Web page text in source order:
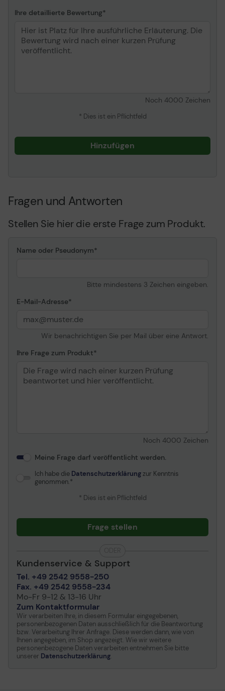
Ihre detaillierte Bewertung
Noch 4000 Zeichen
* Dies ist ein Pflichtfeld
Hinzufügen
Fragen und Antworten
Stellen Sie hier die erste Frage zum Produkt.
Name oder Pseudonym
Bitte mindestens 3 Zeichen eingeben.
E-Mail-Adresse
Wir benachrichtigen Sie per Mail über eine Antwort.
Ihre Frage zum Produkt
Noch 4000 Zeichen
Meine Frage darf veröffentlicht werden.
Ich habe die Datenschutzerklärungzur Kenntnis
genommen.
* Dies ist ein Pflichtfeld
Frage stellen
Kundenservice & Support
Tel. +49 2542 9558-250
Fax. +49 2542 9558-234
Mo-Fr 9-12 & 13-16 Uhr
Zum Kontaktformular
Wir verarbeiten Ihre, in diesem Formular eingegebenen,
personenbezogenen Daten ausschließlich für die Beantwortung
bzw. Verarbeitung Ihrer Anfrage. Diese werden dann, wie von
Ihnen angegeben, im Shop angezeigt. Wie wir weitere
personenbezogene Daten verarbeiten entnehmen Sie bitte
unserer Datenschutzerklärung.